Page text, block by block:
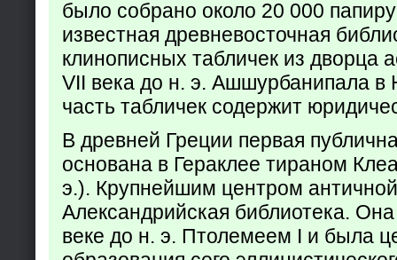
было собрано около 20 000
известная древневосточная
клинописных табличек из дворца
VII века до н. э. Ашшурбанипала в
часть табличек содержит
В древней Греции первая
основана в Гераклее тираном
э.). Крупнейшим центром
Александрийская библиотека.
веке до н. э. Птолемеем I и была